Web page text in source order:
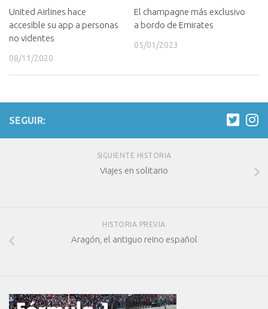
United Airlines hace
accesible su app a personas
no videntes
08/11/2020
El champagne más exclusivo
a bordo de Emirates
05/01/2023
SEGUIR:
SIGUIENTE HISTORIA
Viajes en solitario
HISTORIA PREVIA
Aragón, el antiguo reino español